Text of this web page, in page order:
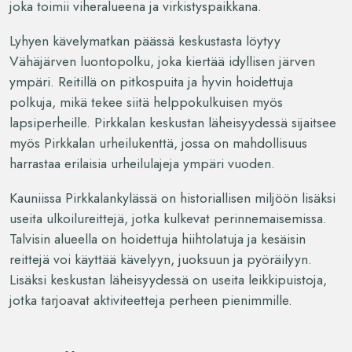
joka toimii viheralueena ja virkistyspaikkana.
Lyhyen kävelymatkan päässä keskustasta löytyy
Vähäjärven luontopolku, joka kiertää idyllisen järven
ympäri. Reitillä on pitkospuita ja hyvin hoidettuja
polkuja, mikä tekee siitä helppokulkuisen myös
lapsiperheille. Pirkkalan keskustan läheisyydessä sijaitsee
myös Pirkkalan urheilukenttä, jossa on mahdollisuus
harrastaa erilaisia urheilulajeja ympäri vuoden.
Kauniissa Pirkkalankylässä on historiallisen miljöön lisäksi
useita ulkoilureittejä, jotka kulkevat perinnemaisemissa.
Talvisin alueella on hoidettuja hiihtolatuja ja kesäisin
reittejä voi käyttää kävelyyn, juoksuun ja pyöräilyyn.
Lisäksi keskustan läheisyydessä on useita leikkipuistoja,
jotka tarjoavat aktiviteetteja perheen pienimmille.